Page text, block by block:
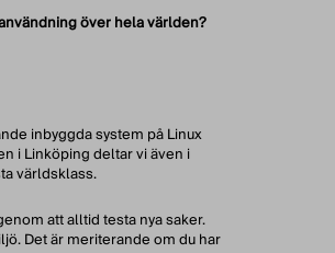
över hela världen?
inbyggda system på Linux
i Linköping deltar vi även i
världsklass.
att alltid testa nya saker.
Det är meriterande om du har